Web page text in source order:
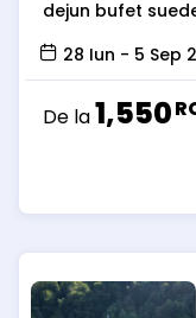
dejun bufet
28 Iun - 5 Sep
De la1,550